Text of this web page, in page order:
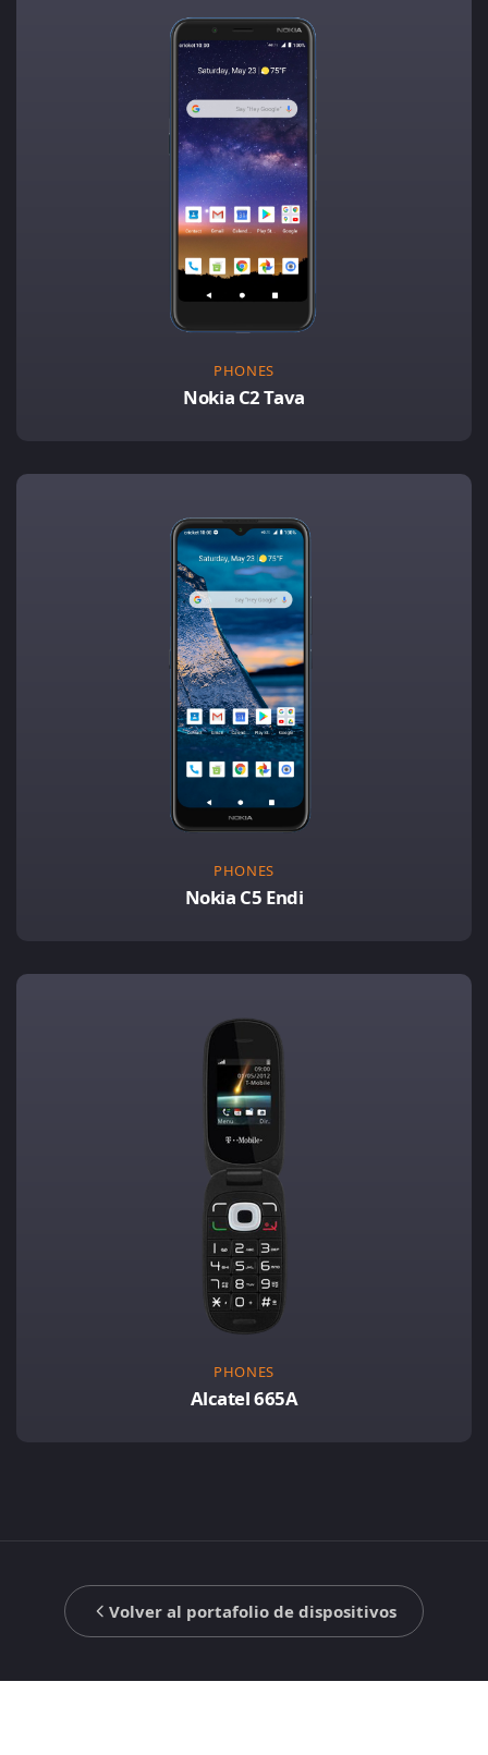
PHONES
Nokia C2 Tava
PHONES
Nokia C5 Endi
PHONES
Alcatel 665A
Volver al portafolio de dispositivos